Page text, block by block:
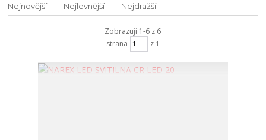
Nejnovější Nejlevnější Nejdražší
Zobrazuji 1-6 z 6
strana
z 1